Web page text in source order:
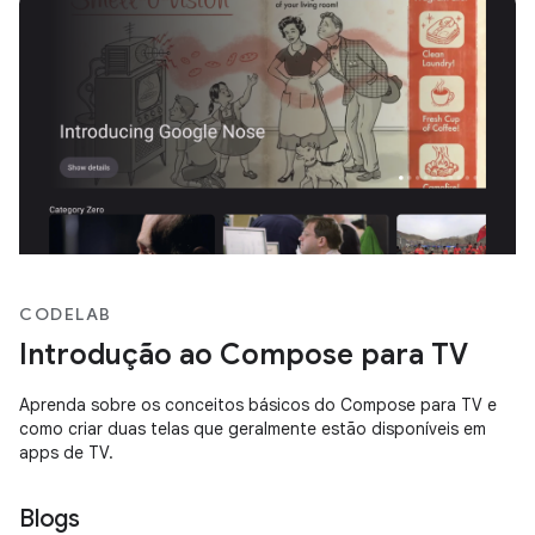
CODELAB
Introdução ao Compose para TV
Aprenda sobre os conceitos básicos do Compose para TV e
como criar duas telas que geralmente estão disponíveis em
apps de TV.
Blogs